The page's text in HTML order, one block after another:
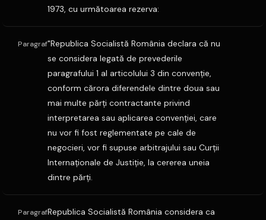
1973, cu următoarea rezerva:
Paragraf"Republica Socialistă România declara că nu
se considera legată de prevederile
paragrafului 1 al articolului 3 din convenţie,
conform cărora diferendele dintre doua sau
mai multe părţi contractante privind
interpretarea sau aplicarea convenţiei, care
nu vor fi fost reglementate pe cale de
negocieri, vor fi supuse arbitrajului sau Curţii
Internaţionale de Justiţie, la cererea uneia
dintre părţi.
ParagrafRepublica Socialistă România considera ca